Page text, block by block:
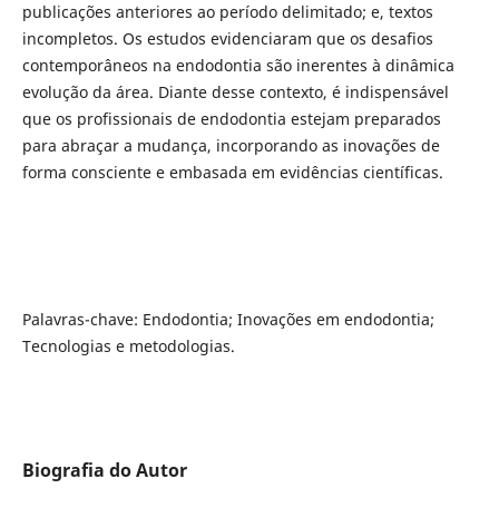
publicações anteriores ao período delimitado; e, textos
incompletos. Os estudos evidenciaram que os desafios
contemporâneos na endodontia são inerentes à dinâmica
evolução da área. Diante desse contexto, é indispensável
que os profissionais de endodontia estejam preparados
para abraçar a mudança, incorporando as inovações de
forma consciente e embasada em evidências científicas.
Palavras-chave: Endodontia; Inovações em endodontia;
Tecnologias e metodologias.
Biografia do Autor